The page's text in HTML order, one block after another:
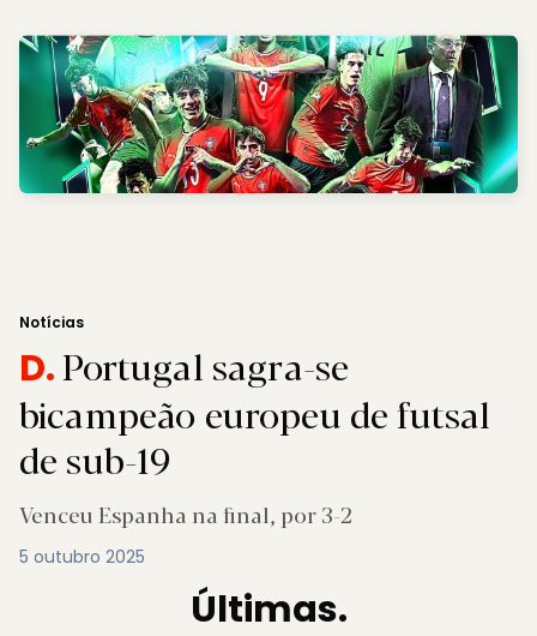
Notícias
D.Portugal sagra-se
bicampeão europeu de futsal
de sub-19
Venceu Espanha na final, por 3-2
5 outubro 2025
Últimas.